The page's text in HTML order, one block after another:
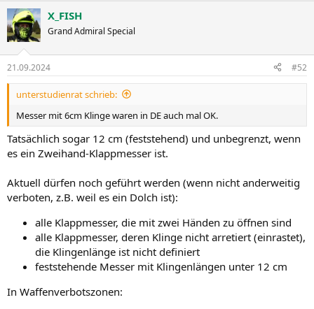
X_FISH
Grand Admiral Special
21.09.2024 #52
unterstudienrat schrieb:
Messer mit 6cm Klinge waren in DE auch mal OK.
Tatsächlich sogar 12 cm (feststehend) und unbegrenzt, wenn
es ein Zweihand-Klappmesser ist.
Aktuell dürfen noch geführt werden (wenn nicht anderweitig
verboten, z.B. weil es ein Dolch ist):
alle Klappmesser, die mit zwei Händen zu öffnen sind
alle Klappmesser, deren Klinge nicht arretiert (einrastet),
die Klingenlänge ist nicht definiert
feststehende Messer mit Klingenlängen unter 12 cm
In Waffenverbotszonen: